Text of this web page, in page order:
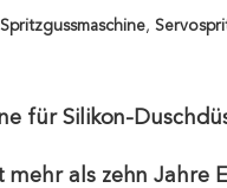
,
für Silikon-
mehr als zehn Jahre